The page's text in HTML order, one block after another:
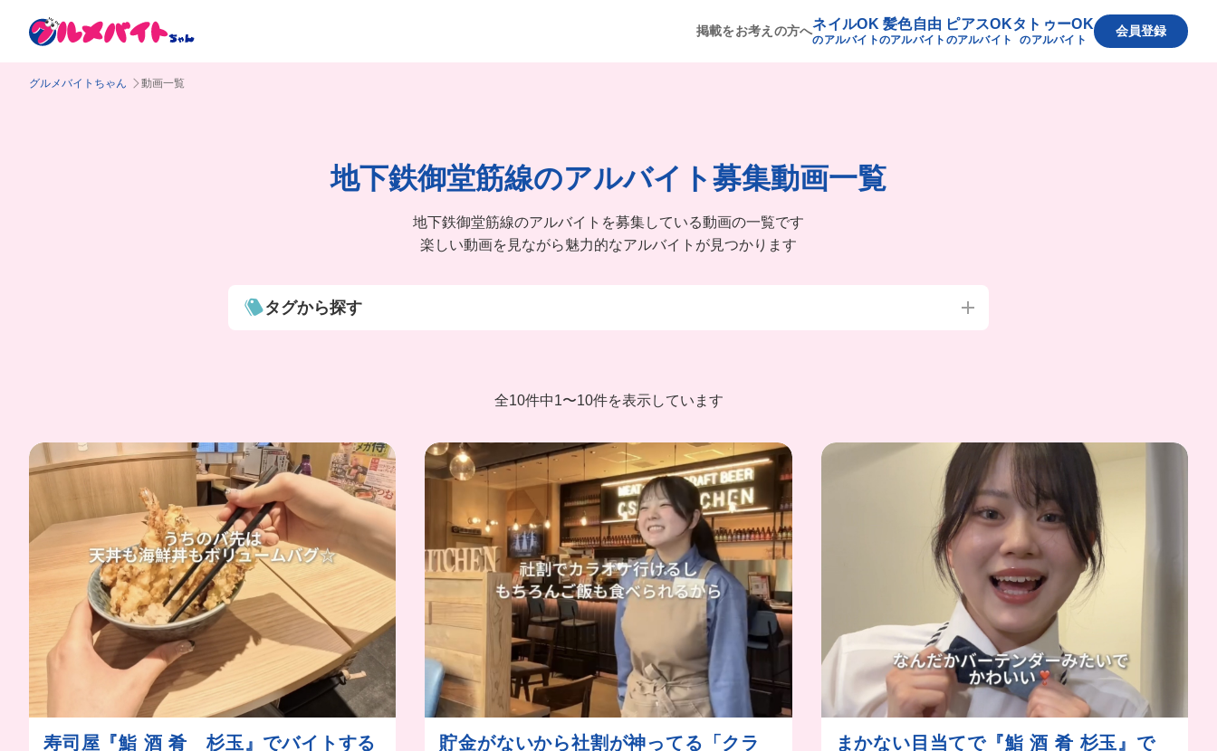
掲載をお考えの方へネイルOK
のアルバイト
髪色自由
のアルバイト
ピアスOK
のアルバイト
タトゥーOK
のアルバイト
会員登録
グルメバイトちゃん 動画一覧
地下鉄御堂筋線のアルバイト募集動画一覧
地下鉄御堂筋線のアルバイトを募集している動画の一覧です
楽しい動画を見ながら魅力的なアルバイトが見つかります
タグから探す
全10件中1〜10件を表示しています
寿司屋『鮨 酒 肴 杉玉』でバイトする
貯金がないから社割が神ってる「クラ
まかない目当てで『鮨 酒 肴 杉玉』で